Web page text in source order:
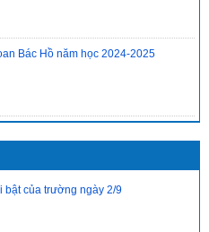
trong năm học mới, học sinh cần
2025 19:00
Bác Hồ năm học 2024-2025
bật của trường ngày 2/9